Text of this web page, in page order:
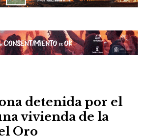
detenida por el
vivienda de la
Oro